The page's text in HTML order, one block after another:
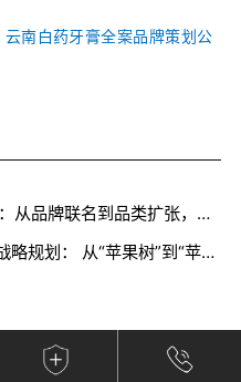
云南白药牙膏全案品牌策划公
上一篇：全案营销策划凯纳咨询：从品牌联名到品类扩张，茶饮品牌为什么集体玩跨界（三）
下一篇：年亏 70 亿，爱奇艺的战略规划： 从“苹果树”到“苹果园”，围绕IP构建泛娱乐生态